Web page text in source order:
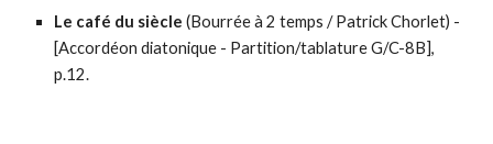
Le café du siècle (Bourrée à 2 temps / Patrick Chorlet) -
[Accordéon diatonique - Partition/tablatureG/C-8B],
p.12.